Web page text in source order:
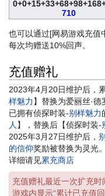
710
也可以通过[网易游戏充值
每次均赠送10%回声。
充值赠礼
2023年4月20日维护后，
样魅力 】替换为爱丽丝·
已拥有侦探时装-别样魅力
人 】，替换后【侦探时装-
2025年3月27日维护后，
的信仰奖励被替换为灵光。
详细请见累充商店
充值赠礼最近一次扩充
游戏内显示“累计已充值